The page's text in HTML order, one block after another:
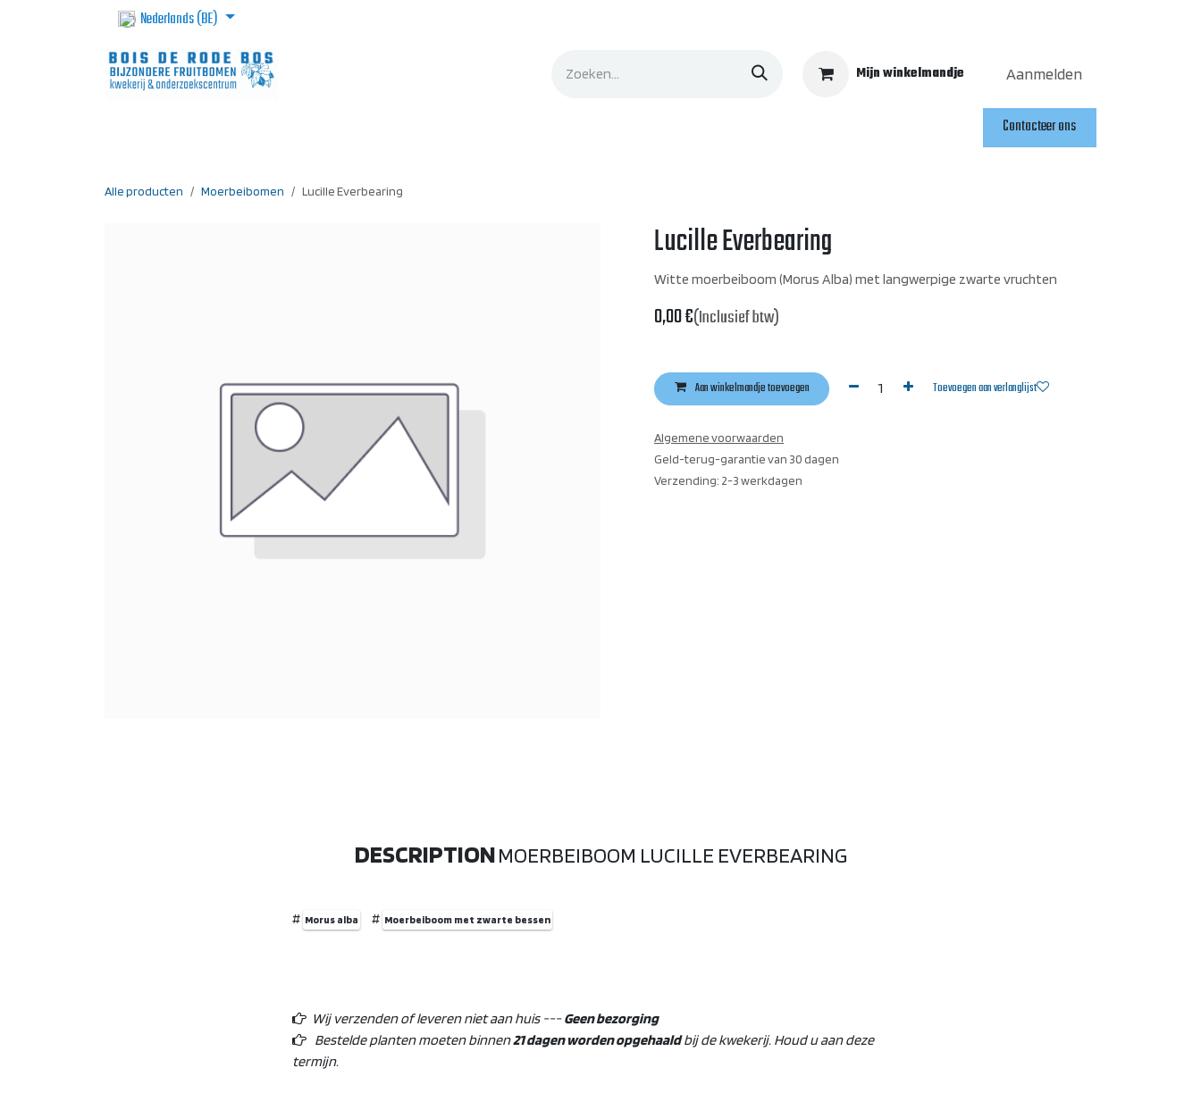
Nederlands (BE)
Mijn winkelmandje Aanmelden
Contacteer ons
Alle producten Moerbeibomen Lucille Everbearing
Lucille Everbearing
Witte moerbeiboom (Morus Alba) met langwerpige zwarte vruchten
0,00€(Inclusief btw)
Aan winkelmandje toevoegen Toevoegen aan verlanglijst
Algemene voorwaarden
Geld-terug-garantie van 30 dagen
Verzending: 2-3 werkdagen
DESCRIPTIONMOERBEIBOOM LUCILLE EVERBEARING
# Morus alba # Moerbeiboom met zwarte bessen
Wij verzenden of leveren niet aan huis ---Geen bezorging
Bestelde planten moeten binnen21 dagen worden opgehaaldbij de kwekerij. Houd u aan deze
termijn.